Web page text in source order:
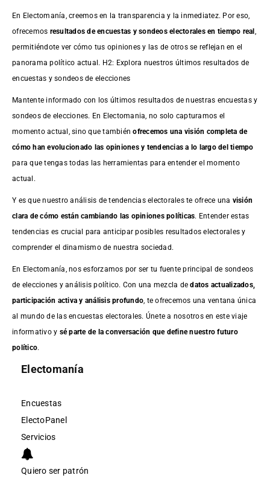
En Electomanía, creemos en la transparencia y la inmediatez. Por eso,
ofrecemos resultados deencuestas y sondeos electorales en tiempo real
permitiéndote ver cómo tus opiniones y las de otros se reflejan en el
panorama político actual. H2: Explora nuestros últimos resultados de
encuestas y sondeos de elecciones
Mantente informado con los últimos resultados de nuestras encuestasy
sondeos de elecciones. En Electomania, no solo capturamos el
momento actual, sino que tambiénofrecemos una visión completa de
cómo han evolucionado las opiniones y tendencias a lo largo del tiempo
para que tengas todas las herramientas para entender el momento
actual.
Y es que nuestro análisis de tendencias electorales te ofrece una visión
clara de cómo están cambiando las opiniones políticas. Entender estas
tendencias es crucial para anticipar posibles resultados electorales y
comprender el dinamismo de nuestra sociedad.
En Electomanía, nos esforzamos por ser tu fuente principal de sondeos
de elecciones y análisis político. Con una mezcla dedatos actualizados,
participación activa y análisis profundo , te ofrecemos una ventana única
al mundo de las encuestas electorales. Únete a nosotros en este viaje
informativo y sé parte de la conversación que define nuestro futuro
político.
Electomanía
Encuestas
ElectoPanel
Servicios
Quiero ser patrón